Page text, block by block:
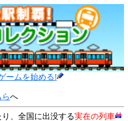
ームを始める!
らへ
、全国に出没する実在の列車